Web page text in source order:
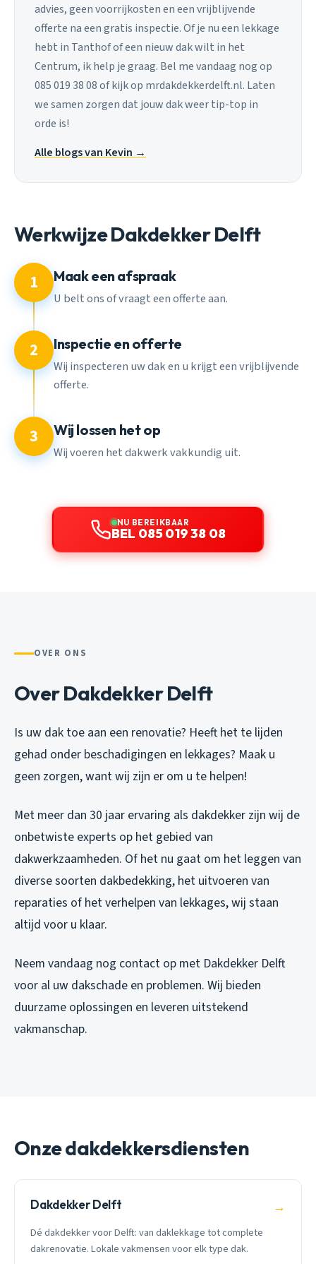
advies, geen voorrijkosten en een vrijblijvende
offerte na een gratis inspectie. Of je nu een lekkage
hebt in Tanthof of een nieuw dak wilt in het
Centrum, ik help je graag. Bel me vandaag nog op
085 019 38 08 of kijk op mrdakdekkerdelft.nl. Laten
we samen zorgen dat jouw dak weer tip-top in
orde is!
Alle blogs van Kevin →
Werkwijze Dakdekker Delft
1 Maak een afspraak
U belt ons of vraagt een offerte aan.
2 Inspectie en offerte
Wij inspecteren uw dak en u krijgt een vrijblijvende
offerte.
3 Wij lossen het op
Wij voeren het dakwerk vakkundig uit.
NU BEREIKBAAR
BEL 085 019 38 08
OVER ONS
Over Dakdekker Delft
Is uw dak toe aan een renovatie? Heeft het te lijden
gehad onder beschadigingen en lekkages? Maak u
geen zorgen, want wij zijn er om u te helpen!
Met meer dan 30 jaar ervaring als dakdekker zijn wij de
onbetwiste experts op het gebied van
dakwerkzaamheden. Of het nu gaat om het leggen van
diverse soorten dakbedekking, het uitvoeren van
reparaties of het verhelpen van lekkages, wij staan
altijd voor u klaar.
Neem vandaag nog contact op met Dakdekker Delft
voor al uw dakschade en problemen. Wij bieden
duurzame oplossingen en leveren uitstekend
vakmanschap.
Onze dakdekkersdiensten
Dakdekker Delft →
Dé dakdekker voor Delft: van daklekkage tot complete
dakrenovatie. Lokale vakmensen voor elk type dak.